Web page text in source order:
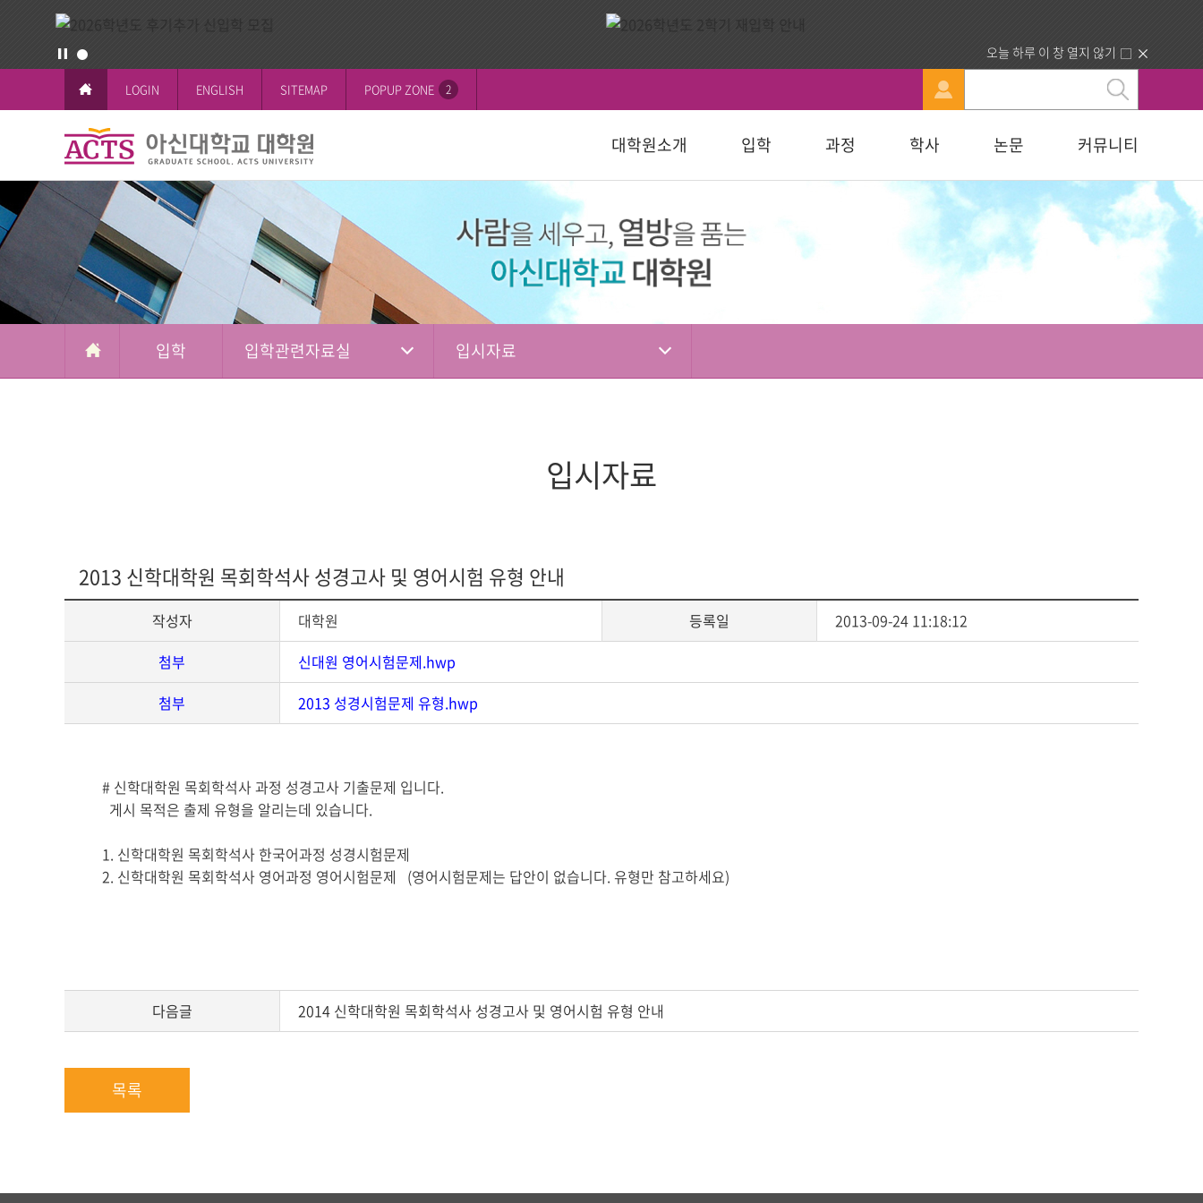
오늘 하루 이 창 열지 않기
LOGIN ENGLISH SITEMAP POPUP ZONE 2
대학원소개
교육이념과 비전
교육대학원
복지대학원
행정부서 안내
찾아오시는길
입학
공지사항 모집요강
일반대학원
신학대학원
선교대학원
교육대학원
다문화교육복지대학원
묻고답하기
합격자조회/고지서출력
입학원서접수
과정
일반대학원
철학박사(Ph.D.)
신학박사(Th.D.)
석박사통합과정
석사과정
신학대학원
성경강해학(Th.M.)
목회학석사
문학석사
교육대학원
교육학석사
다문화교육복지대학원
학사
학사일정 학칙 및 규정 휴·복학 안내
시험 및 성적안내 장학안내
논문
논문작성안내 논문심사일정 연구윤리자료실
커뮤니티
공지사항
전체공지
일반대학원
신학대학원
선교대학원
교육대학원
상담대학원
묻고답하기 청빙게시판
학
입학 입학관련자료실 입시자료
입시자료
2013 신학대학원 목회학석사 성경고사 및 영어시험 유형 안내
작성자 대학원 등록일
2013-09-24 11:18:12
첨부
신대원 영어시험문제.hwp
첨부
2013 성경시험문제 유형.hwp
게
시
본
문
# 신학대학원 목회학석사 과정 성경고사 기출문제 입니다.
게시 목적은 출제 유형을 알리는데 있습니다.
1. 신학대학원 목회학석사 한국어과정 성경시험문제
2. 신학대학원 목회학석사 영어과정 영어시험문제 (영어시험문제는 답안이 없습니다. 유형만 참고하세요)
다음글 2014 신학대학원 목회학석사 성경고사 및 영어시험 유형 안내
목록